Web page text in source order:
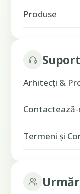
Produse
Suport
Arhitecți &
Contactează-
Termeni și